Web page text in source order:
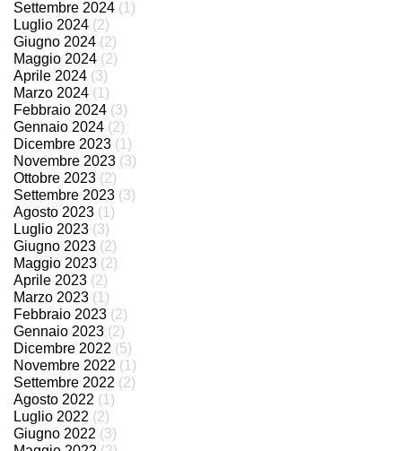
Settembre 2024 (1)
Luglio 2024 (2)
Giugno 2024 (2)
Maggio 2024 (2)
Aprile 2024 (3)
Marzo 2024 (1)
Febbraio 2024 (3)
Gennaio 2024 (2)
Dicembre 2023 (1)
Novembre 2023 (3)
Ottobre 2023 (2)
Settembre 2023 (3)
Agosto 2023 (1)
Luglio 2023 (3)
Giugno 2023 (2)
Maggio 2023 (2)
Aprile 2023 (2)
Marzo 2023 (1)
Febbraio 2023 (2)
Gennaio 2023 (2)
Dicembre 2022 (5)
Novembre 2022 (1)
Settembre 2022 (2)
Agosto 2022 (1)
Luglio 2022 (2)
Giugno 2022 (3)